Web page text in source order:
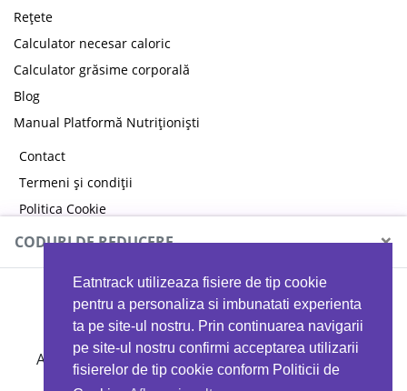
Eatntrack utilizeaza fisiere de tip cookie
pentru a personaliza si imbunatati experienta
ta pe site-ul nostru. Prin continuarea navigarii
pe site-ul nostru confirmi acceptarea utilizarii
fisierelor de tip cookie conform Politicii de
Rețete
Calculator necesar caloric
Calculator grăsime corporală
Blog
Manual Platformă Nutriționiști
Contact
Termeni și condiții
Politica Cookie
Politica de confidențialitate
CODURI DE REDUCERE ×
MYPROTEIN
Ai 40%reducere la orice comandă folosind codul
EATTRACK